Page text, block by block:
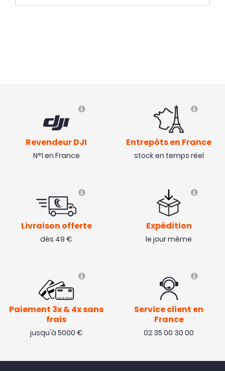
Revendeur DJI
N°1 en France
Entrepôts en France
stock en temps réel
Livraison offerte
dès 49 €
Expédition
le jour même
Paiement 3x & 4x sans
frais
jusqu'à 5000 €
Service client en
France
02 35 00 30 00